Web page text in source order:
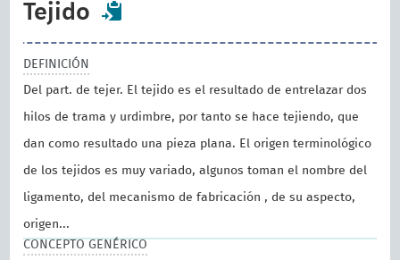
Tejido
DEFINICIÓN
Del part. de tejer. El tejido es el resultado de entrelazar dos
hilos de trama y urdimbre, por tanto se hace tejiendo, que
dan como resultado una pieza plana. El origen terminológico
de los tejidos es muy variado, algunos toman el nombre del
ligamento, del mecanismo de fabricación , de su aspecto,
origen...
CONCEPTO GENÉRICO